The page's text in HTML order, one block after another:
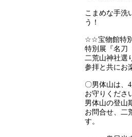
こまめな手洗
う！
☆☆宝物館特
特別展『名刀
二荒山神社選
参拝と共にお
〇男体山は、
お守りくださ
男体山の登山
お問合せ、二
す。